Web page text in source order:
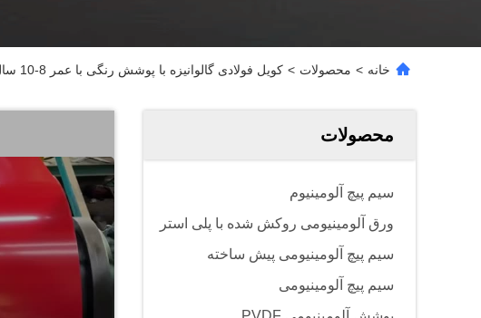
خانه > محصولات > کویل فولادی گالوانیزه با پوشش رنگی با عمر 8-10 سال برای آلومینیوم روی مذاب
محصولات
سیم پیچ آلومینیوم
ورق آلومینیومی روکش شده با پلی استر
سیم پیچ آلومینیومی پیش ساخته
سیم پیچ آلومینیومی